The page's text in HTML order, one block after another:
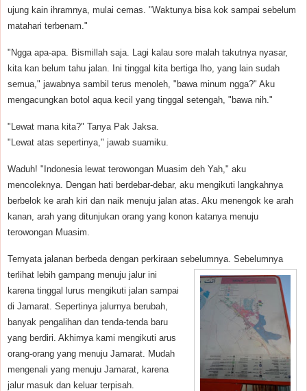
ujung kain ihramnya, mulai cemas. "Waktunya bisa kok sampai sebelum
matahari terbenam."
"Ngga apa-apa. Bismillah saja. Lagi kalau sore malah takutnya nyasar,
kita kan belum tahu jalan. Ini tinggal kita bertiga lho, yang lain sudah
semua," jawabnya sambil terus menoleh, "bawa minum ngga?" Aku
mengacungkan botol aqua kecil yang tinggal setengah, "bawa nih."
"Lewat mana kita?" Tanya Pak Jaksa.
"Lewat atas sepertinya," jawab suamiku.
Waduh! "Indonesia lewat terowongan Muasim deh Yah," aku
mencoleknya. Dengan hati berdebar-debar, aku mengikuti langkahnya
berbelok ke arah kiri dan naik menuju jalan atas. Aku menengok ke arah
kanan, arah yang ditunjukan orang yang konon katanya menuju
terowongan Muasim.
Ternyata jalanan berbeda dengan perkiraan sebelumnya. Sebelumnya
terlihat lebih gampang menuju jalur ini
karena tinggal lurus mengikuti jalan sampai
di Jamarat. Sepertinya jalurnya berubah,
banyak pengalihan dan tenda-tenda baru
yang berdiri. Akhirnya kami mengikuti arus
orang-orang yang menuju Jamarat. Mudah
mengenali yang menuju Jamarat, karena
jalur masuk dan keluar terpisah.